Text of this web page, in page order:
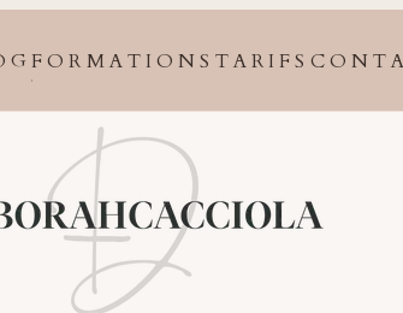
FORMATIONS TARIFS